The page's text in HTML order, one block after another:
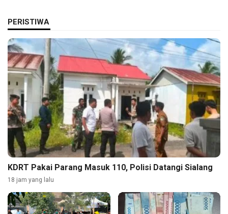
PERISTIWA
KDRT Pakai Parang Masuk 110, Polisi Datangi Sialang
18 jam yang lalu